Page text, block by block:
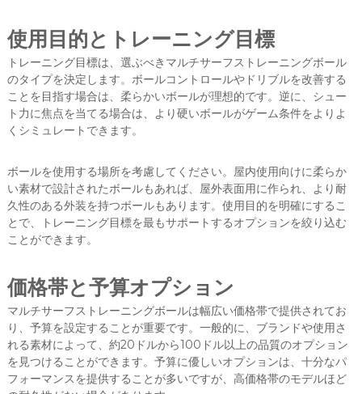
使用目的とトレーニング目標
トレーニング目標は、選ぶべきマルチサーフストレーニングボール
のタイプを決定します。ボールコントロールやドリブルを改善する
ことを目指す場合は、柔らかいボールが理想的です。逆に、シュー
ト力に焦点を当てる場合は、より硬いボールがゲーム条件をよりよ
くシミュレートできます。
ボールを使用する場所を考慮してください。屋内使用向けに柔らか
い素材で設計されたボールもあれば、屋外表面用に作られ、より耐
久性のある外装を持つボールもあります。使用目的を明確にするこ
とで、トレーニング目標を最もサポートするオプションを絞り込む
ことができます。
価格帯と予算オプション
マルチサーフストレーニングボールは幅広い価格帯で提供されてお
り、予算を設定することが重要です。一般的に、ブランドや使用さ
れる素材によって、約20ドルから100ドル以上の品質のオプション
を見つけることができます。予算に優しいオプションは、十分なパ
フォーマンスを提供することが多いですが、高価格帯のモデルほど